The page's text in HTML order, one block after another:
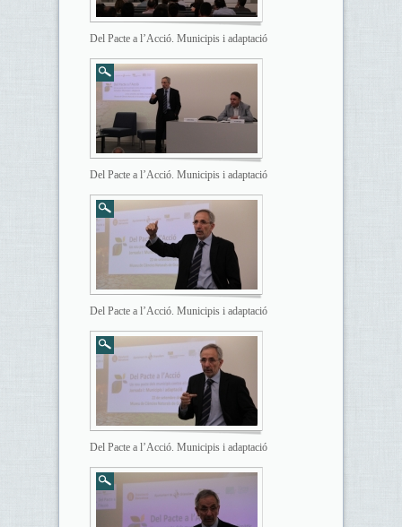
Del Pacte a l’Acció. Municipis i adaptació
Del Pacte a l’Acció. Municipis i adaptació
Del Pacte a l’Acció. Municipis i adaptació
Del Pacte a l’Acció. Municipis i adaptació